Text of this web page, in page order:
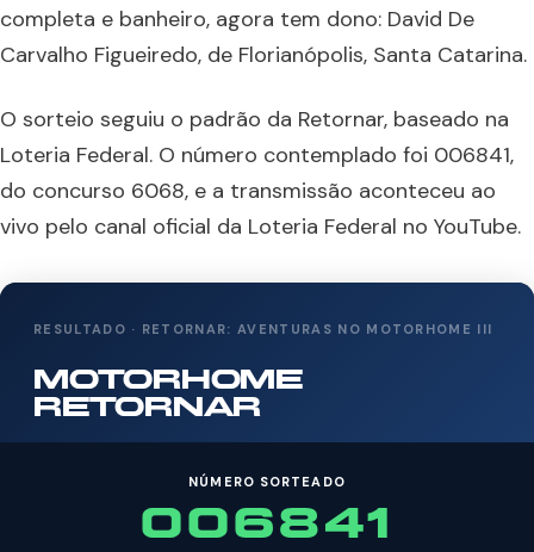
completa e banheiro, agora tem dono: David De
Carvalho Figueiredo, de Florianópolis, Santa Catarina.
O sorteio seguiu o padrão da Retornar, baseado na
Loteria Federal. O número contemplado foi 006841,
do concurso 6068, e a transmissão aconteceu ao
vivo pelo canal oficial da Loteria Federal no YouTube.
RESULTADO · RETORNAR: AVENTURAS NO MOTORHOME III
MOTORHOME
RETORNAR
NÚMERO SORTEADO
006841